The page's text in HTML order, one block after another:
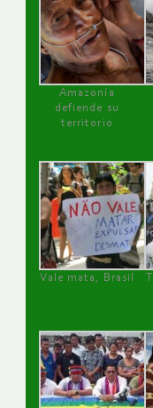
Amazonía
defiende su
territorio
Vale mata, Brasil